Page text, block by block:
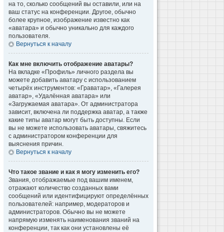
на то, сколько сообщений вы оставили, или на
ваш статус на конференции. Другое, обычно
более крупное, изображение известно как
«аватара» и обычно уникально для каждого
пользователя.
Вернуться к началу
Как мне включить отображение аватары?
На вкладке «Профиль» личного раздела вы
можете добавить аватару с использованием
четырёх инструментов: «Граватар», «Галерея
аватар», «Удалённая аватара» или
«Загружаемая аватара». От администратора
зависит, включена ли поддержка аватар, а также
какие типы аватар могут быть доступны. Если
вы не можете использовать аватары, свяжитесь
с администратором конференции для
выяснения причин.
Вернуться к началу
Что такое звание и как я могу изменить его?
Звания, отображаемые под вашим именем,
отражают количество созданных вами
сообщений или идентифицируют определённых
пользователей: например, модераторов и
администраторов. Обычно вы не можете
напрямую изменять наименования званий на
конференции, так как они установлены её